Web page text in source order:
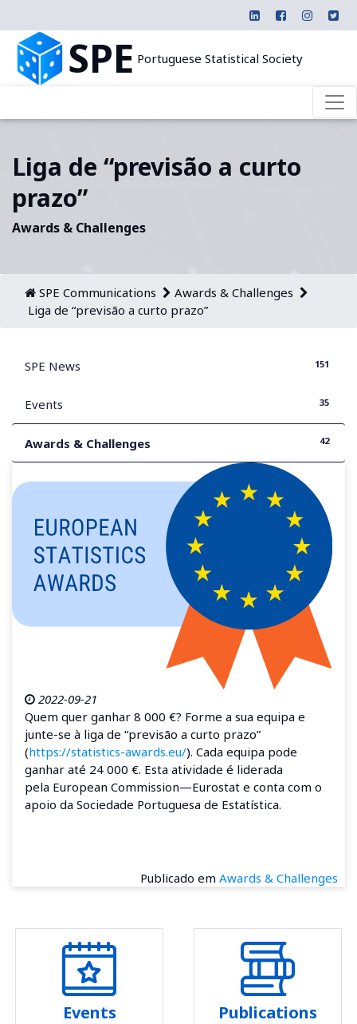
SPE Portuguese Statistical Society
Liga de “previsão a curto
prazo”
Awards & Challenges
SPE Communications
Awards & Challenges
Liga de “previsão a curto prazo”
SPE News 151
Events 35
Awards & Challenges 42
2022-09-21
Quem quer ganhar 8 000 €? Forme a sua equipa e
junte-se à liga de “previsão a curto prazo”
(https://statistics-awards.eu/). Cada equipa pode
ganhar até 24 000 €. Esta atividade é liderada
pela European Commission—Eurostat e conta com o
apoio da Sociedade Portuguesa de Estatística.
Publicado em Awards & Challenges
Events Publications